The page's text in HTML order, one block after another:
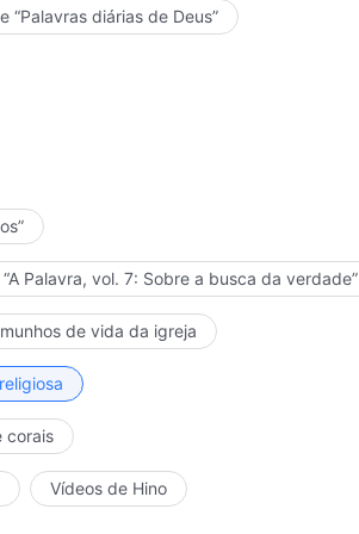
“Palavras diárias de Deus”
Palavra, vol. 7: Sobre a busca da verdade”
de vida da igreja
corais
Vídeos de Hino